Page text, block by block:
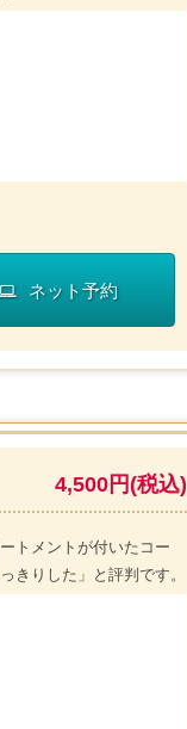
ネット予約
4,500円(税込)
トメントが付いたコー
きりした」と評判です。